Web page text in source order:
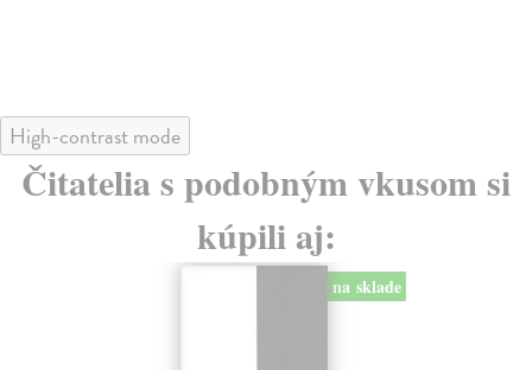
High-contrast mode
Čitatelia s podobným vkusom si
kúpili aj:
na sklade